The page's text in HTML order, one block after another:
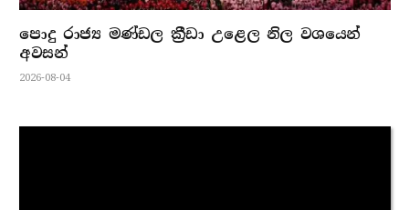
පොදු රාජ්‍ය මණ්ඩල ක්‍රීඩා උළෙල නිල වශයෙන්
අවසන්
2026-08-04